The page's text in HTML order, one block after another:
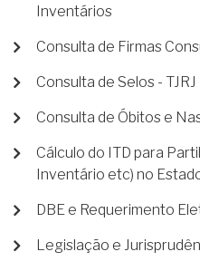
Inventários
Consulta de Firmas
Consulta de Selos - TJRJ
Consulta de Óbitos e
Cálculo do ITD para
Inventário etc) no
DBE e Requerimento
Legislação e